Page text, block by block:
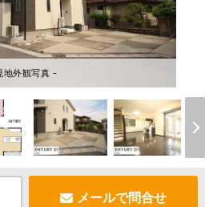
地外観写真 -
メールで問合せ